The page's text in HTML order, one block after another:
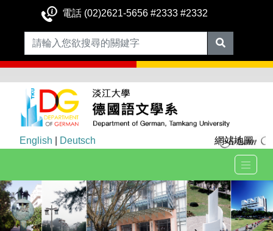
電話 (02)2621-5656 #2333 #2332
English Deutsch 網站地圖